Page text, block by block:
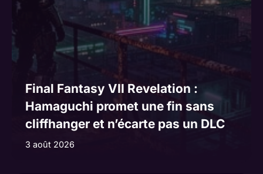
Final Fantasy VII Revelation :
Hamaguchi promet une fin sans
cliffhanger et n’écarte pas un DLC
3 août 2026